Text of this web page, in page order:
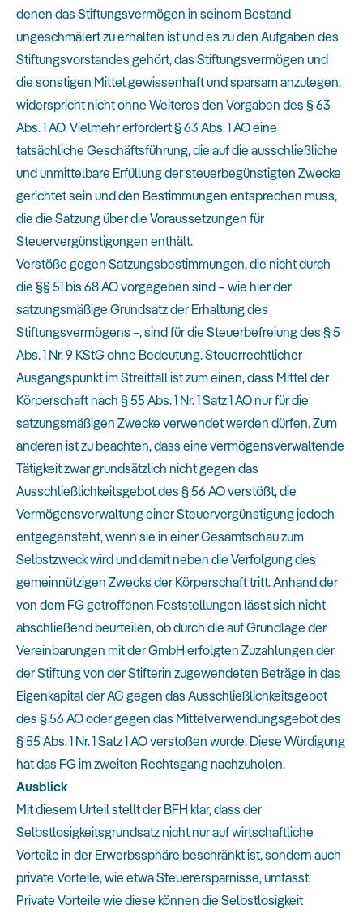
denen das Stiftungsvermögen in seinem Bestand
ungeschmälert zu erhalten ist und es zu den Aufgaben des
Stiftungsvorstandes gehört, das Stiftungsvermögen und
die sonstigen Mittel gewissenhaft und sparsam anzulegen,
widerspricht nicht ohne Weiteres den Vorgaben des § 63
Abs. 1 AO. Vielmehr erfordert § 63 Abs. 1 AO eine
tatsächliche Geschäftsführung, die auf die ausschließliche
und unmittelbare Erfüllung der steuerbegünstigten Zwecke
gerichtet sein und den Bestimmungen entsprechen muss,
die die Satzung über die Voraussetzungen für
Steuervergünstigungen enthält.
Verstöße gegen Satzungsbestimmungen, die nicht durch
die §§ 51 bis 68 AO vorgegeben sind – wie hier der
satzungsmäßige Grundsatz der Erhaltung des
Stiftungsvermögens –, sind für die Steuerbefreiung des § 5
Abs. 1 Nr. 9 KStG ohne Bedeutung. Steuerrechtlicher
Ausgangspunkt im Streitfall ist zum einen, dass Mittel der
Körperschaft nach § 55 Abs. 1 Nr. 1 Satz 1 AO nur für die
satzungsmäßigen Zwecke verwendet werden dürfen. Zum
anderen ist zu beachten, dass eine vermögensverwaltende
Tätigkeit zwar grundsätzlich nicht gegen das
Ausschließlichkeitsgebot des § 56 AO verstößt, die
Vermögensverwaltung einer Steuervergünstigung jedoch
entgegensteht, wenn sie in einer Gesamtschau zum
Selbstzweck wird und damit neben die Verfolgung des
gemeinnützigen Zwecks der Körperschaft tritt. Anhand der
von dem FG getroffenen Feststellungen lässt sich nicht
abschließend beurteilen, ob durch die auf Grundlage der
Vereinbarungen mit der GmbH erfolgten Zuzahlungen der
der Stiftung von der Stifterin zugewendeten Beträge in das
Eigenkapital der AG gegen das Ausschließlichkeitsgebot
des § 56 AO oder gegen das Mittelverwendungsgebot des
§ 55 Abs. 1 Nr. 1 Satz 1 AO verstoßen wurde. Diese Würdigung
hat das FG im zweiten Rechtsgang nachzuholen.
Ausblick
Mit diesem Urteil stellt der BFH klar, dass der
Selbstlosigkeitsgrundsatz nicht nur auf wirtschaftliche
Vorteile in der Erwerbssphäre beschränkt ist, sondern auch
private Vorteile, wie etwa Steuerersparnisse, umfasst.
Private Vorteile wie diese können die Selbstlosigkeit